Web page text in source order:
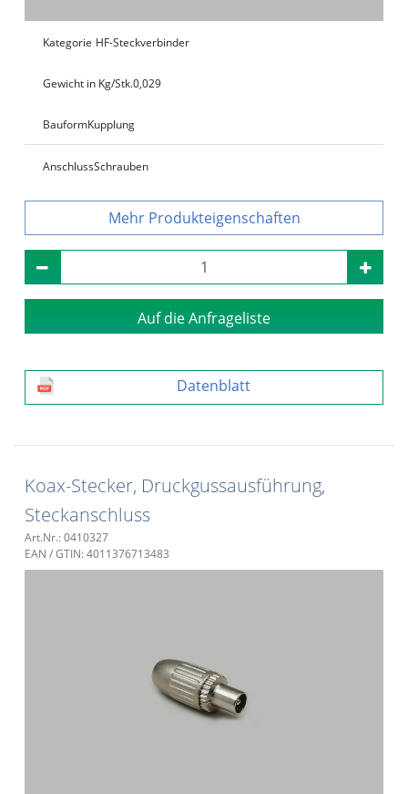
Kategorie HF-Steckverbinder
Gewicht in Kg/Stk.0,029
BauformKupplung
AnschlussSchrauben
Produkteigenschaften
Auf die Anfrageliste
Datenblatt
Koax-Stecker, Druckgussausführung,
Steckanschluss
Art.Nr.: 0410327
EAN / GTIN: 4011376713483